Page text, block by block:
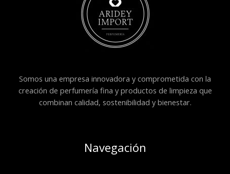
Somos una empresa innovadora y comprometida con la
creación de perfumería fina y productos de limpieza que
combinan calidad, sostenibilidad y bienestar.
Navegación